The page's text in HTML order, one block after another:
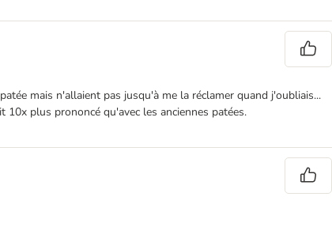
mais n'allaient pas jusqu'à me la réclamer quand j'oubliais...
plus prononcé qu'avec les anciennes patées.